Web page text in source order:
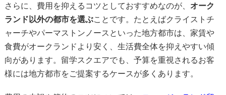
さらに、費用を抑えるコツとしておすすめなのが、 オーク
ランド以外の都市を選ぶことです。たとえばクライストチ
ャーチやパーマストンノースといった地方都市は、家賃や
食費がオークランドより安く、生活費全体を抑えやすい傾
向があります。留学スクエアでも、予算を重視されるお客
様には地方都市をご提案するケースが多くあります。